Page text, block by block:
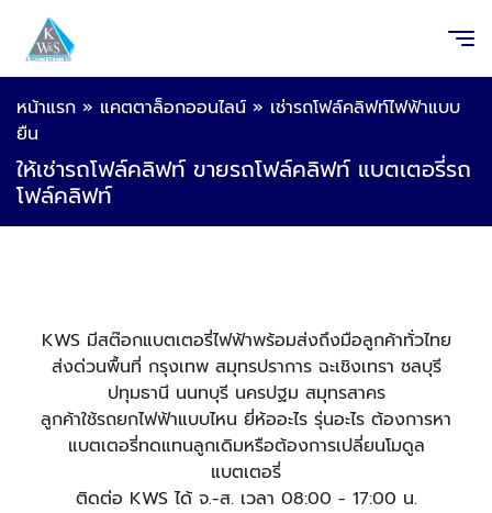
หน้าแรก » แคตตาล็อกออนไลน์ » เช่ารถโฟล์คลิฟท์ไฟฟ้าแบบ
ยืน
ให้เช่ารถโฟล์คลิฟท์ ขายรถโฟล์คลิฟท์ แบตเตอรี่รถ
โฟล์คลิฟท์
KWS มีสต๊อกแบตเตอรี่ไฟฟ้าพร้อมส่งถึงมือลูกค้าทั่วไทย
ส่งด่วนพื้นที่ กรุงเทพ สมุทรปราการ ฉะเชิงเทรา ชลบุรี
ปทุมธานี นนทบุรี นครปฐม สมุทรสาคร
ลูกค้าใช้รถยกไฟฟ้าแบบไหน ยี่ห้ออะไร รุ่นอะไร ต้องการหา
แบตเตอรี่ทดแทนลูกเดิมหรือต้องการเปลี่ยนโมดูล
แบตเตอรี่
ติดต่อ KWS ได้ จ.-ส. เวลา 08:00 - 17:00 น.